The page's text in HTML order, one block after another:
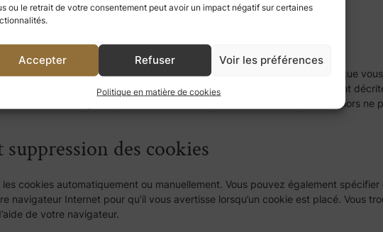
ou le retrait de votre consentement peut avoir un impact négatif sur certaines
Accepter Refuser Voir les préférences
Politique en matière de cookies
nous affichons une fenêtre contextuelle expliquant les cookies. Lorsque
ins que vous avez sélectionnées dans la fenêtre contextuelle et qui sont
via votre navigateur, mais veuillez noter que notre site web pourrait alors ne
des cookies
cookies automatiquement ou manuellement. Vous pouvez également
navigateur Internet pour qu’il vous avertisse lorsqu’un cookie est placé. Vous
de votre navigateur.